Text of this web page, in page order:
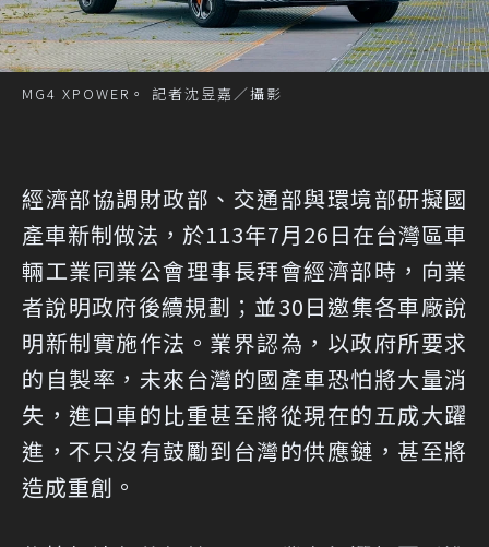
MG4 XPOWER。 記者沈昱嘉／攝影
經濟部協調財政部、交通部與環境部研擬國
產車新制做法，於113年7月26日在台灣區車
輛工業同業公會理事長拜會經濟部時，向業
者說明政府後續規劃；並30日邀集各車廠說
明新制實施作法。業界認為，以政府所要求
的自製率，未來台灣的國產車恐怕將大量消
失，進口車的比重甚至將從現在的五成大躍
進，不只沒有鼓勵到台灣的供應鏈，甚至將
造成重創。